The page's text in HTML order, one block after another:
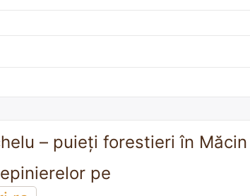
– puieți forestieri în Măcin
Vezi toate ofertele pepinierelor pe